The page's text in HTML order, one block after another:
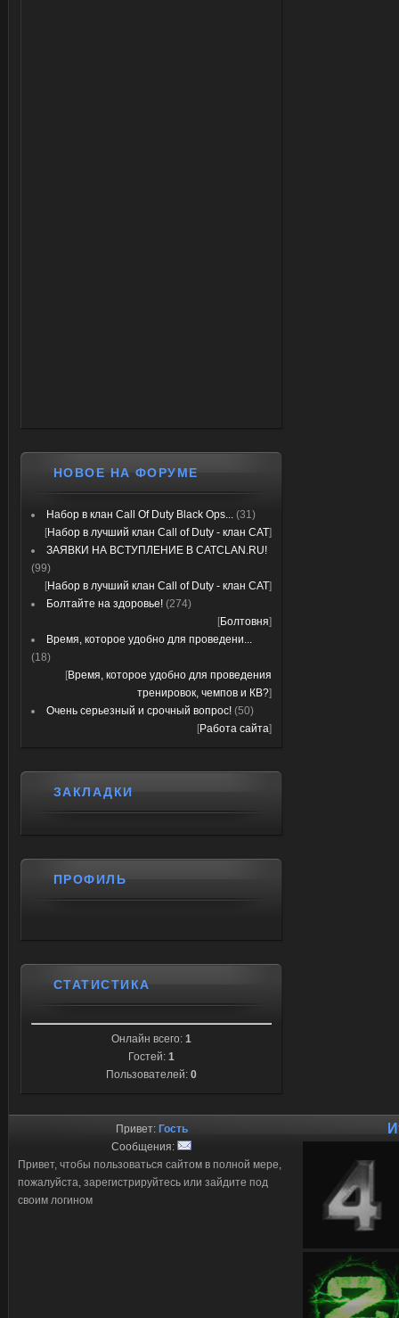
НОВОЕ НА ФОРУМЕ
Набор в клан Call Of Duty Black Ops... (31)
[Набор в лучший клан Call of Duty - клан CAT]
ЗАЯВКИ НА ВСТУПЛЕНИЕ В CATCLAN.RU!
(99)
[Набор в лучший клан Call of Duty - клан CAT]
Болтайте на здоровье! (274)
[Болтовня]
Время, которое удобно для проведени...
(18)
[Время, которое удобно для проведения
тренировок, чемпов и КВ?]
Очень серьезный и срочный вопрос! (50)
[Работа сайта]
ЗАКЛАДКИ
ПРОФИЛЬ
СТАТИСТИКА
Онлайн всего: 1
Гостей: 1
Пользователей: 0
Привет: Гость
Сообщения:
Привет, чтобы пользоваться сайтом в полной мере,
пожалуйста, зарегистрируйтесь или зайдите под
своим логином